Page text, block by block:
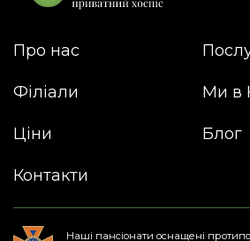
Про нас
Філіали Ми в
Ціни Блог
Контакти
Наші пансіонати оснащені